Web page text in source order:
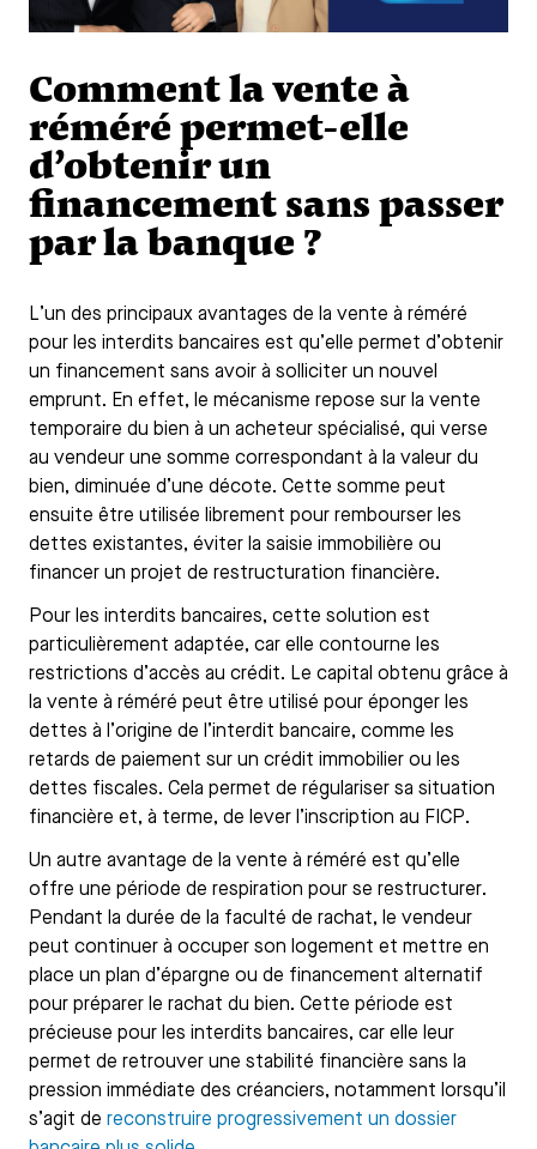
Comment la vente à
réméré permet-elle
d’obtenir un
financement sans passer
par la banque ?
L’un des principaux avantages de la vente à réméré
pour les interdits bancaires est qu’elle permet d’obtenir
un financement sans avoir à solliciter un nouvel
emprunt. En effet, le mécanisme repose sur la vente
temporaire du bien à un acheteur spécialisé, qui verse
au vendeur une somme correspondant à la valeur du
bien, diminuée d’une décote. Cette somme peut
ensuite être utilisée librement pour rembourser les
dettes existantes, éviter la saisie immobilière ou
financer un projet de restructuration financière.
Pour les interdits bancaires, cette solution est
particulièrement adaptée, car elle contourne les
restrictions d’accès au crédit. Le capital obtenu grâce à
la vente à réméré peut être utilisé pour éponger les
dettes à l’origine de l’interdit bancaire, comme les
retards de paiement sur un crédit immobilier ou les
dettes fiscales. Cela permet de régulariser sa situation
financière et, à terme, de lever l’inscription au FICP.
Un autre avantage de la vente à réméré est qu’elle
offre une période de respiration pour se restructurer.
Pendant la durée de la faculté de rachat, le vendeur
peut continuer à occuper son logement et mettre en
place un plan d’épargne ou de financement alternatif
pour préparer le rachat du bien. Cette période est
précieuse pour les interdits bancaires, car elle leur
permet de retrouver une stabilité financière sans la
pression immédiate des créanciers, notamment lorsqu’il
s’agit de reconstruire progressivement un dossier